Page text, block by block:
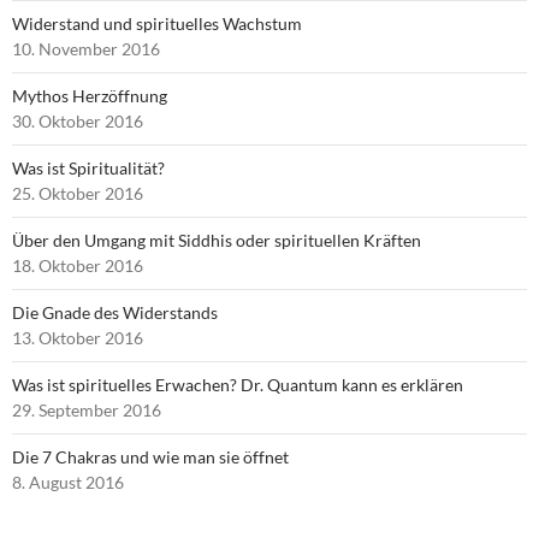
Widerstand und spirituelles Wachstum
10. November 2016
Mythos Herzöffnung
30. Oktober 2016
Was ist Spiritualität?
25. Oktober 2016
Über den Umgang mit Siddhis oder spirituellen Kräften
18. Oktober 2016
Die Gnade des Widerstands
13. Oktober 2016
Was ist spirituelles Erwachen? Dr. Quantum kann es erklären
29. September 2016
Die 7 Chakras und wie man sie öffnet
8. August 2016